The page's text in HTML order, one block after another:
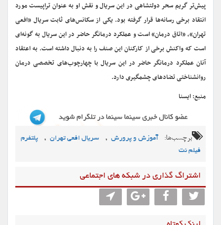
پیش‌تر گریم سحر دولتشاهی در این سریال و نقش او به عنوان تراپیست مورد
انتقاد برخی رسانه‌ها قرار گرفته بود. یکی از سکانس‌های ثابت سریال «افعی
تهران»، «اتاق درمان» است و عملکرد درمانگر حاضر در این سریال به گونه‌ای
است که واکنش برخی از کارکنان این صنف را به دنبال داشته است. به اعتقاد
آنان عملکرد درمانگر حاضر در این سریال با چهارچوب‌های تخصصی درمان
روانشناختی تضادهای چشمگیری دارد.
منبع: ایسنا
برچسب‌ها: آموزش و پرورش , سریال افعی تهران ,
پلتفرم
فیلم نت
اشتراگ گذاری در شبکه های اجتماعی